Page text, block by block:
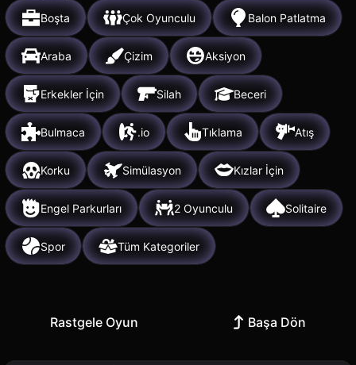
Boşta Çok Oyunculu Balon Patlatma
Araba Çizim Aksiyon
Erkekler İçin Silah Beceri
Bulmaca .io Tıklama Atış
Korku Simülasyon Kızlar İçin
Engel Parkurları 2 Oyunculu Solitaire
Spor Tüm Kategoriler
Rastgele Oyun Başa Dön